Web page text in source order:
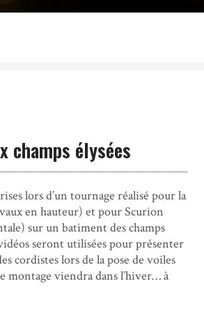
champs élysées
lors d’un tournage réalisé pour la
en hauteur) et pour Scurion
sur un batiment des champs
seront utilisées pour présenter
cordistes lors de la pose de voiles
montage viendra dans l’hiver… à